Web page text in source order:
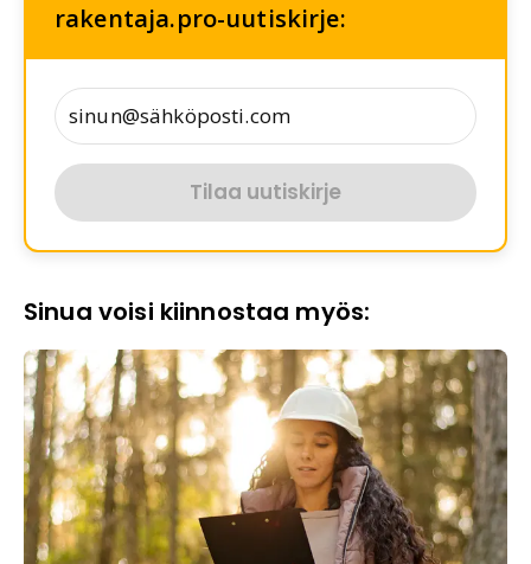
rakentaja.pro-uutiskirje:
Tilaa uutiskirje
Sinua voisi kiinnostaa myös: